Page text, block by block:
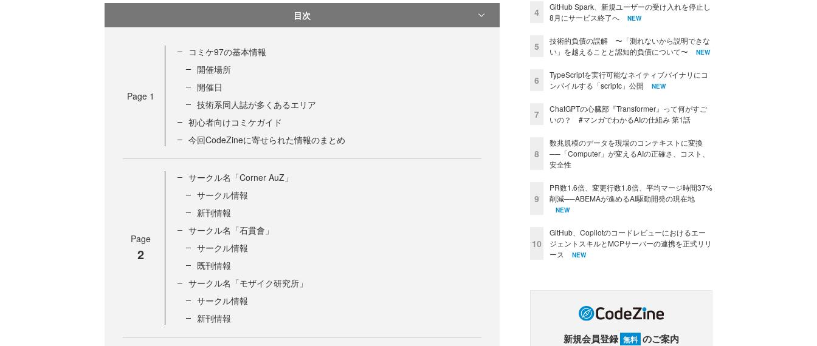
目次
Page 1
コミケ97の基本情報
開催場所
開催日
技術系同人誌が多くあるエリア
初心者向けコミケガイド
今回CodeZineに寄せられた情報のまとめ
Page
2
サークル名「Corner AuZ」
サークル情報
新刊情報
サークル名「石貫會」
サークル情報
既刊情報
サークル名「モザイク研究所」
サークル情報
新刊情報
4
GitHub Spark、新規ユーザーの受け入れを停止し
8月にサービス終了へ
NEW
5
技術的負債の誤解 〜「測れないから説明できな
い」を越えることと認知的負債について〜
NEW
6
TypeScriptを実行可能なネイティブバイナリにコ
ンパイルする「scriptc」公開
NEW
7
ChatGPTの心臓部『Transformer』って何がすご
いの？ #マンガでわかるAIの仕組み 第1話
8
数兆規模のデータを現場のコンテキストに変換
──「Computer」が変えるAIの正確さ、コスト、
安全性
9
PR数1.6倍、変更行数1.8倍、平均マージ時間37%
削減──ABEMAが進めるAI駆動開発の現在地
NEW
10
GitHub、Copilotのコードレビューにおけるエー
ジェントスキルとMCPサーバーの連携を正式リリ
ース
NEW
新規会員登録 無料 のご案内